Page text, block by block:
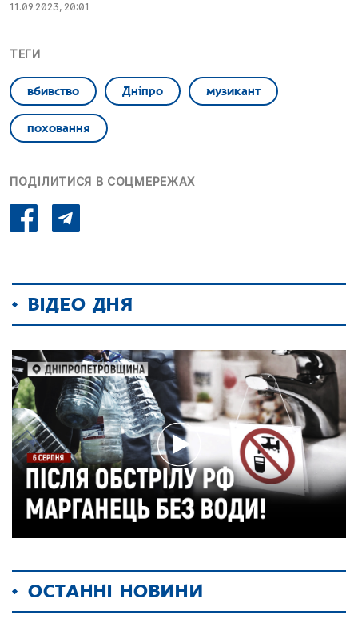
11.09.2023, 20:01
ТЕГИ
вбивство Дніпро музикант
поховання
ПОДІЛИТИСЯ В СОЦМЕРЕЖАХ
ВІДЕО ДНЯ
ОСТАННІ НОВИНИ